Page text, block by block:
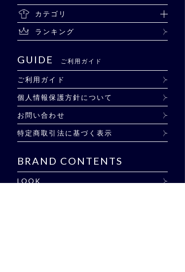
カテゴリ
ランキング
GUIDE ご利用ガイド
ご利用ガイド
個人情報保護方針について
お問い合わせ
特定商取引法に基づく表示
BRAND CONTENTS
LOOK